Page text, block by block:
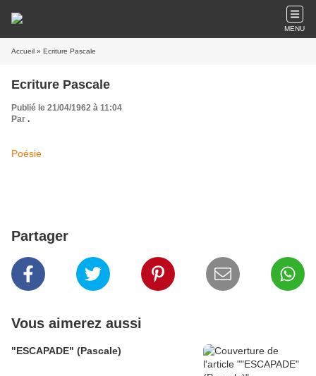
MENU
Accueil » Ecriture Pascale
Ecriture Pascale
Publié le 21/04/1962 à 11:04
Par .
Poésie
Partager
Vous aimerez aussi
"ESCAPADE" (Pascale)